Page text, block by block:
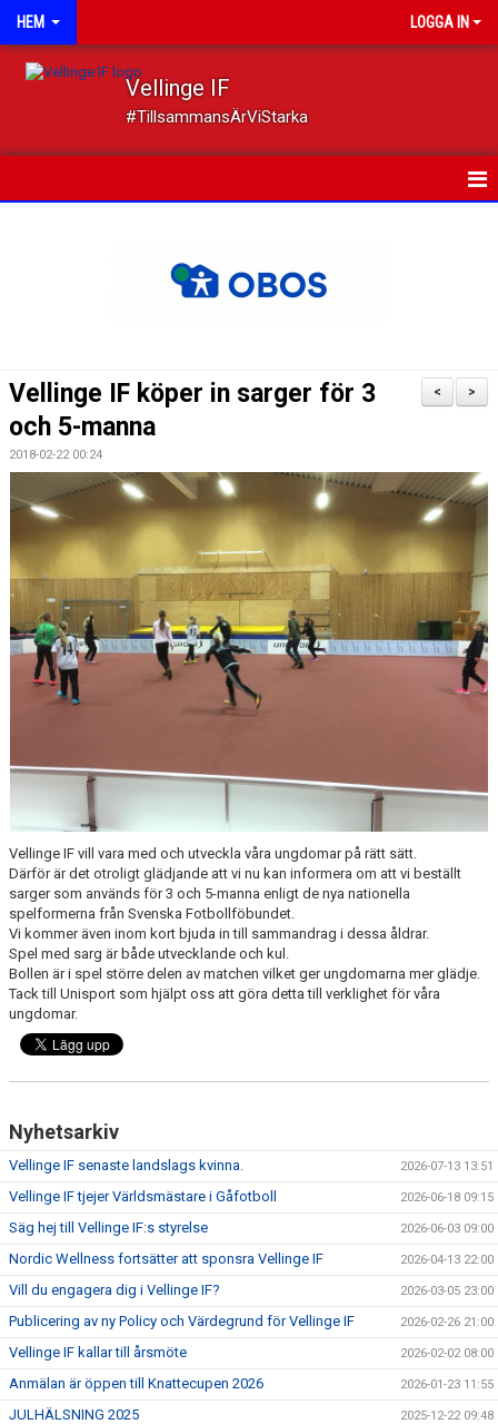
HEM LOGGA IN
Vellinge IF
#TillsammansÄrViStarka
TRYGGT IDROTTANDE
TJEJPROJEKTET
VELLINGE IF:S VÄNNER
DOKUMENT
KONTAKT
>
<
Vellinge IF köper in sarger för 3
och 5-manna
2018-02-22 00:24
Vellinge IF vill vara med och utveckla våra ungdomar på rätt sätt.
Därför är det otroligt glädjande att vi nu kan informera om att vi beställt
sarger som används för 3 och 5-manna enligt de nya nationella
spelformerna från Svenska Fotbollföbundet.
Vi kommer även inom kort bjuda in till sammandrag i dessa åldrar.
Spel med sarg är både utvecklande och kul.
Bollen är i spel större delen av matchen vilket ger ungdomarna mer glädje.
Tack till Unisport som hjälpt oss att göra detta till verklighet för våra
ungdomar.
Nyhetsarkiv
Vellinge IF senaste landslags kvinna. 2026-07-13 13:51
Vellinge IF tjejer Världsmästare i Gåfotboll 2026-06-18 09:15
Säg hej till Vellinge IF:s styrelse 2026-06-03 09:00
Nordic Wellness fortsätter att sponsra Vellinge IF 2026-04-13 22:00
Vill du engagera dig i Vellinge IF? 2026-03-05 23:00
Publicering av ny Policy och Värdegrund för Vellinge IF 2026-02-26 21:00
Vellinge IF kallar till årsmöte 2026-02-02 08:00
Anmälan är öppen till Knattecupen 2026 2026-01-23 11:55
JULHÄLSNING 2025 2025-12-22 09:48